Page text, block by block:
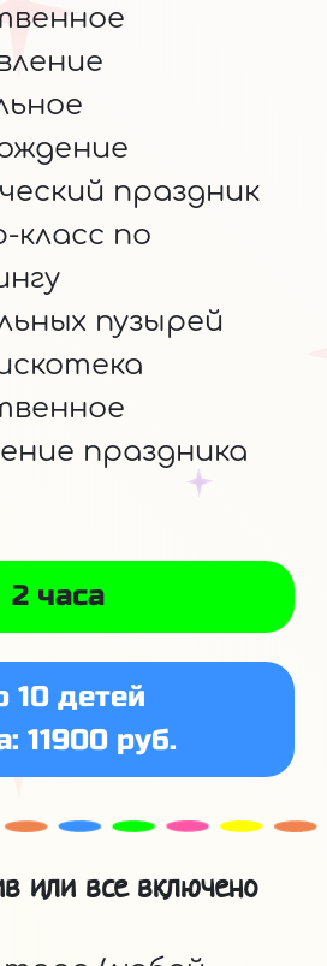
праздник
по
пузырей
праздника
2 часа
10 детей
11900 руб.
или все включено